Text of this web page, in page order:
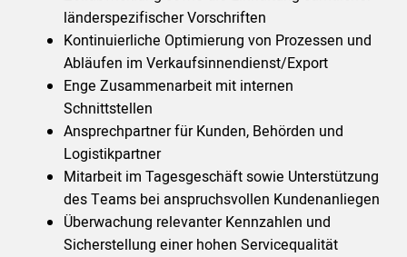
länderspezifischer Vorschriften
Kontinuierliche Optimierung von Prozessen und
Abläufen im Verkaufsinnendienst/Export
Enge Zusammenarbeit mit internen
Schnittstellen
Ansprechpartner für Kunden, Behörden und
Logistikpartner
Mitarbeit im Tagesgeschäft sowie Unterstützung
des Teams bei anspruchsvollen Kundenanliegen
Überwachung relevanter Kennzahlen und
Sicherstellung einer hohen Servicequalität